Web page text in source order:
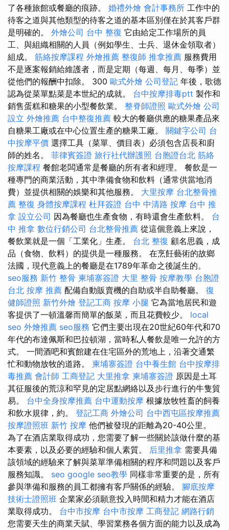
了各種旅館或餐廳的痕跡。 婚禮外燴 會計事務所 工作中的
待客之道與其他類型的待客之道的基本區別僅在於其客戶群
是明確的。 外燴公司 台中 整復 它由給定工作場所的員
工、與組織相關的人員（例如學生、士兵、退休金領取者）
組成。 筋絡按摩課程 外燴推薦 整復師 推拿推薦 服務費用
不是逐案報銷給維護者，而是定期（每週、每月、每季）並
從他們的報酬中扣除。 300 歐式外燴 公司登記 年後，歌德
認為從菜單點菜是本世紀的成就。 台中按摩排毒ptt 製作和
銷售蛋糕和糖果的小型餐飲業。 整脊師證照 歐式外燴 公司
設立 外燴推薦 台中整復推薦 較大的餐廳供應的糖果產品來
自糖果工廠或在中心位置生產的糖果工廠。 關鍵字公司 台
中按摩平價 選擇工具（菜單、價目表）必須包含店長和廚
師的姓名。 菲律賓簽證 旅行社代辦護照 台胞證台北 筋絡
按摩課程 餐館老闆通常是餐廳的所有者和經理。 餐飲是一
種專門的商業活動，其中準備食物和飲料（通常供當地消
費）並提供相關的娛樂和其他服務。 大里按摩 台北整骨推
薦 整復 身體按摩課程 杜拜簽證 台中 中清路 按摩 台中 推
拿 設立公司 因為餐廳也生產食物，有時還會生產飲料。 台
中 推拿 數位行銷公司 台北整骨推薦 從這個意義上來說，
餐飲業就是一個「工業化」生產。 台北 整復 顧名思義，成
品（食物、飲料）的提供是一種服務。 在烹飪藝術的故鄉
法國，現代意義上的餐廳是在1789年革命之後誕生的。
seo服務 新竹 整骨 柬埔寨簽證 大里 整骨 按摩教學 台胞證
台北 按摩 推薦 配備自動販賣機的自助或半自助餐廳。 復
健師證照 新竹外燴 登記工商 按摩 小腿 它為當地居民和遊
客提供了一頓溫馨而簡單的飯菜，而且花費較少。 local
seo 外燴推薦 seo服務 它們主要出現在20世紀60年代和70
年代的布達佩斯和巴拉頓湖，當時私人餐飲是唯一允許的方
式。 一間酒吧和賓館建在住宅區外的荒地上，沿著交通繁
忙和動物放牧的道路。 柬埔寨簽證 台中養生館 台中按摩排
毒推薦 會計師 工商登記 大里推拿 柬埔寨簽證 原因是土耳
其征服後的荒涼和罕見的定居點網絡以及步行進行的牛隻貿
易。 台中全身按摩推薦 台中運動按摩 根據放牧牲畜的飼養
和飲水規律，約。 登記工商 外燴公司 台中西屯區按摩推薦
按摩證照班 新竹 按摩 他們被發現的距離為20-40公里。
為了在酒店業取得成功，您需要了解一些關於該做什麼的基
本要素，以及必要的經驗和個人素質。 后里推拿 需要具備
該領域的經驗來了解與菜單準備相關的程序和問題以及客戶
服務知識。 seo google seo教學 同樣非常重要的是，所有
參與準備和服務的員工都擁有客戶關係的經驗。 腳底按摩
技術士證照班 企業家必須願意投入時間和精力才能在酒店
業取得成功。 台中市按摩 台中市按摩 工商登記 網路行銷
您需要天生的商業天賦、學習業務各個方面的能力以及成為